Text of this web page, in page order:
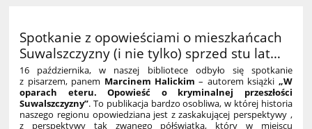
Spotkanie z opowieściami o mieszkańcach
Suwalszczyzny (i nie tylko) sprzed stu lat…
16 października, w naszej bibliotece odbyło się spotkanie
z pisarzem, panem Marcinem Halickim – autorem książki „W
oparach eteru. Opowieść o kryminalnej przeszłości
Suwalszczyzny”. To publikacja bardzo osobliwa, w której historia
naszego regionu opowiedziana jest z zaskakującej perspektywy ,
z perspektywy tak zwanego półświatka, który w miejscu